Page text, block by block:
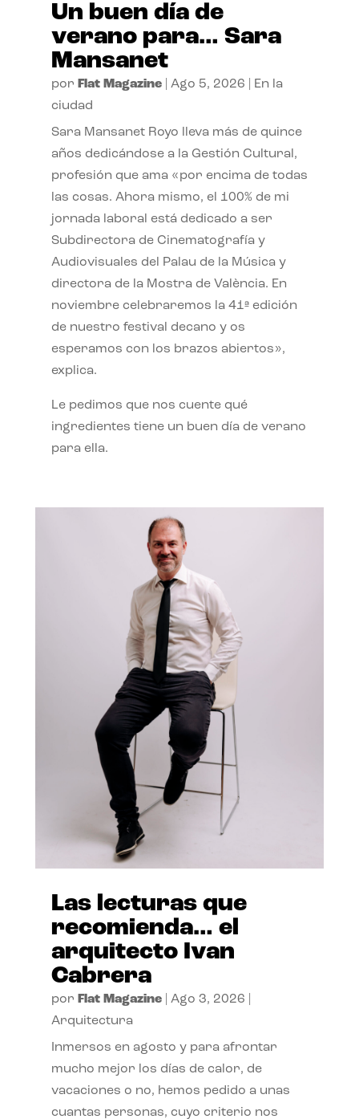
Un buen día de
verano para… Sara
Mansanet
por Flat Magazine| Ago 5, 2026
En la
ciudad
Sara Mansanet Royo lleva más de quince
años dedicándose a la Gestión Cultural,
profesión que ama «por encima de todas
las cosas. Ahora mismo, el 100% de mi
jornada laboral está dedicado a ser
Subdirectora de Cinematografía y
Audiovisuales del Palau de la Música y
directora de la Mostra de València. En
noviembre celebraremos la 41ª edición
de nuestro festival decano y os
esperamos con los brazos abiertos»,
explica.
Le pedimos que nos cuente qué
ingredientes tiene un buen día de verano
para ella.
Las lecturas que
recomienda… el
arquitecto Ivan
Cabrera
por Flat Magazine| Ago 3, 2026
Arquitectura
Inmersos en agosto y para afrontar
mucho mejor los días de calor, de
vacaciones o no, hemos pedido a unas
cuantas personas, cuyo criterio nos